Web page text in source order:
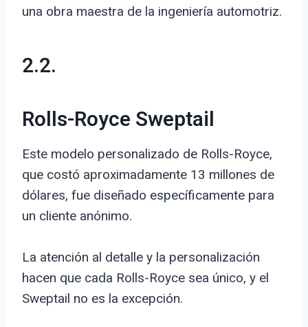
una obra maestra de la ingeniería automotriz.
2.2.
Rolls-Royce Sweptail
Este modelo personalizado de Rolls-Royce,
que costó aproximadamente 13 millones de
dólares, fue diseñado específicamente para
un cliente anónimo.
La atención al detalle y la personalización
hacen que cada Rolls-Royce sea único, y el
Sweptail no es la excepción.